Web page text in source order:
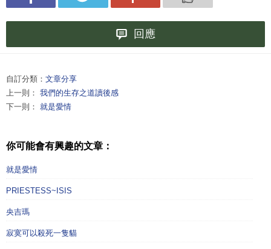
回應
自訂分類： 文章分享
上一則： 我們的生存之道讀後感
下一則： 就是愛情
你可能會有興趣的文章：
就是愛情
PRIESTESS~ISIS
央吉瑪
寂寞可以殺死一隻貓